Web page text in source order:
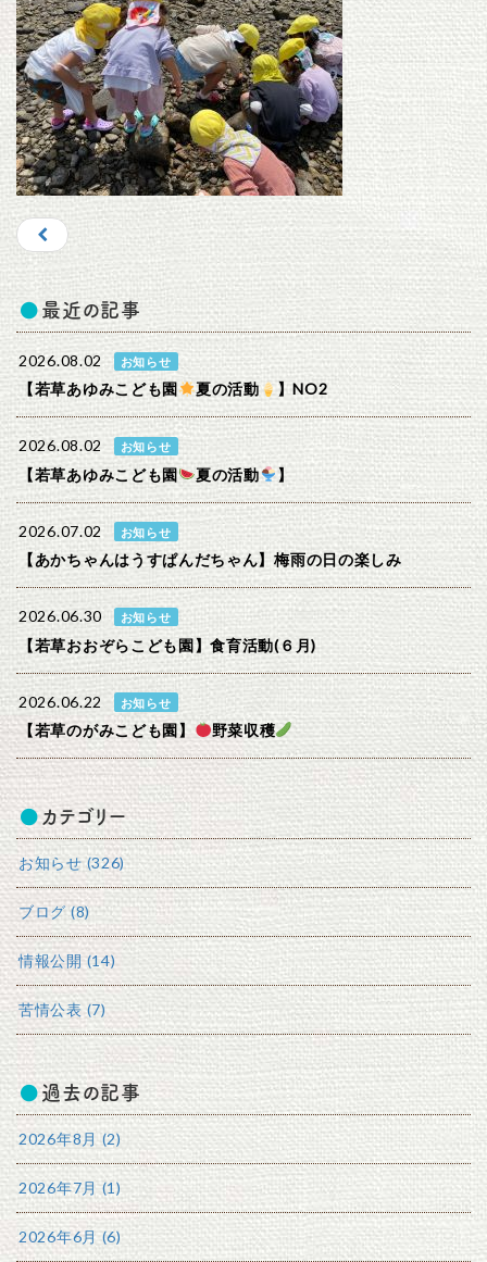
最近の記事
2026.08.02 お知らせ
【若草あゆみこども園 夏の活動 】NO2
2026.08.02 お知らせ
【若草あゆみこども園 夏の活動 】
2026.07.02 お知らせ
【あかちゃんはうすぱんだちゃん】梅雨の日の楽しみ
2026.06.30 お知らせ
【若草おおぞらこども園】食育活動(６月)
2026.06.22 お知らせ
【若草のがみこども園】 野菜収穫
カテゴリー
お知らせ (326)
ブログ (8)
情報公開 (14)
苦情公表 (7)
過去の記事
2026年8月 (2)
2026年7月 (1)
2026年6月 (6)